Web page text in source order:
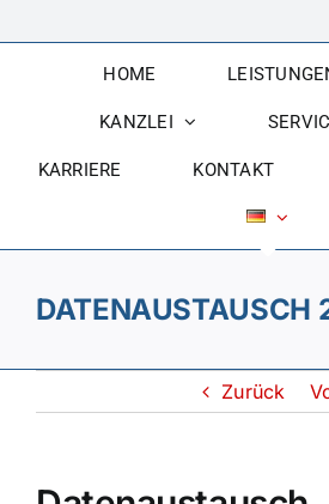
HOME
KANZLEI
KARRIERE KONTAKT
DATENAUSTAUSCH
Zurück